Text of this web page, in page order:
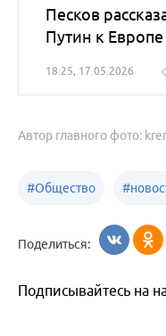
Песков
Путин к Европе
18:25, 17.05.2026
Автор главного фото:
#Общество #
Поделиться:
Подписывайтесь на